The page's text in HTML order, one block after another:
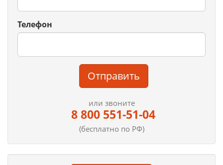
Телефон
Отправить
или звоните
8 800 551-51-04
(бесплатно по РФ)